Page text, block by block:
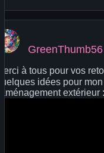
GreenThumb56
Merci à tous pour vos
quelques idées pour
l'aménagement extérieur :